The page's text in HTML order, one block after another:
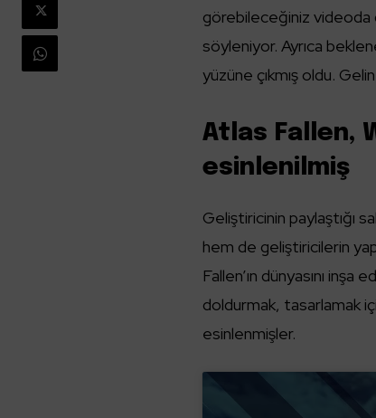
görebileceğiniz videoda
söyleniyor. Ayrıca
yüzüne çıkmış oldu.
Atlas Fallen,
esinlenilmiş
Geliştiricinin paylaştığı
hem de geliştiricilerin
Fallen’ın dünyasını
doldurmak, tasarlamak
esinlenmişler.